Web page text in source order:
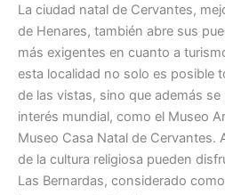
La ciudad natal de Cervantes,
de Henares, también abre sus
más exigentes en cuanto a
esta localidad no solo es posible
de las vistas, sino que además
interés mundial, como el Museo
Museo Casa Natal de Cervantes.
de la cultura religiosa pueden
Las Bernardas, considerado